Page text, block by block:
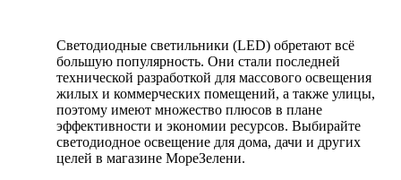
Светодиодные светильники (LED) обретают всё
большую популярность. Они стали последней
технической разработкой для массового освещения
жилых и коммерческих помещений, а также улицы,
поэтому имеют множество плюсов в плане
эффективности и экономии ресурсов. Выбирайте
светодиодное освещение для дома, дачи и других
целей в магазине МореЗелени.